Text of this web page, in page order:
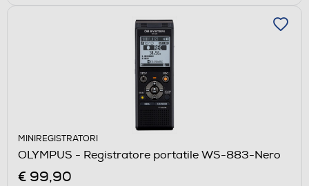
MINIREGISTRATORI
OLYMPUS - Registratore portatile WS-883-Nero
€ 99,90